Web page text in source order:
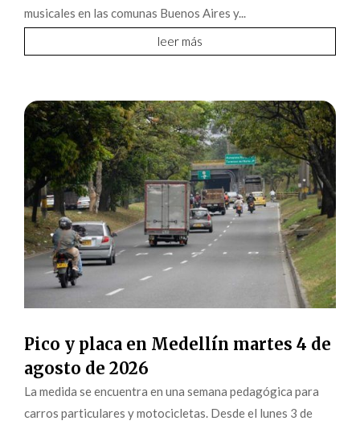
musicales en las comunas Buenos Aires y...
leer más
Pico y placa en Medellín martes 4 de
agosto de 2026
La medida se encuentra en una semana pedagógica para
carros particulares y motocicletas. Desde el lunes 3 de